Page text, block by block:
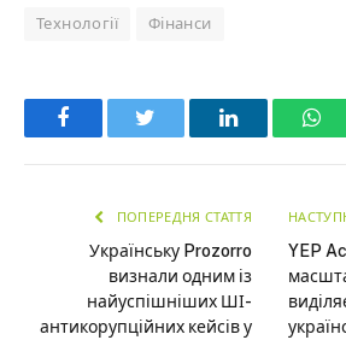
Технології Фінанси
Facebook LinkedIn
ПОПЕРЕДНЯ СТАТТЯ
Українську Prozorro
визнали одним із
найуспішніших ШІ-
антикорупційних кейсів у
YEP